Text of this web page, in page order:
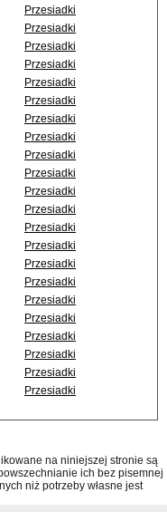
Przesiadki
Przesiadki
Przesiadki
Przesiadki
Przesiadki
Przesiadki
Przesiadki
Przesiadki
Przesiadki
Przesiadki
Przesiadki
Przesiadki
Przesiadki
Przesiadki
Przesiadki
Przesiadki
Przesiadki
Przesiadki
Przesiadki
Przesiadki
Przesiadki
Przesiadki
na niniejszej stronie są
ich bez pisemnej
niż potrzeby własne jest